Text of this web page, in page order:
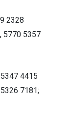
2328
, 5770 5357
4415
7181;